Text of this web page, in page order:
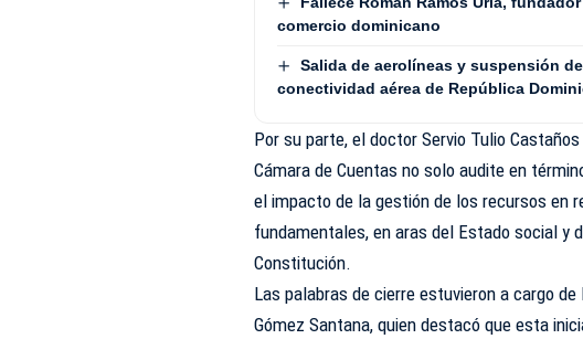
comercio dominicano
Salida de aerolíneas y suspensión
conectividad aérea de República
Por su parte, el doctor Servio Tulio
Cámara de Cuentas no solo audite en
el impacto de la gestión de los recursos en
fundamentales, en aras del Estado social y
Constitución.
Las palabras de cierre estuvieron a cargo
Gómez Santana, quien destacó que esta